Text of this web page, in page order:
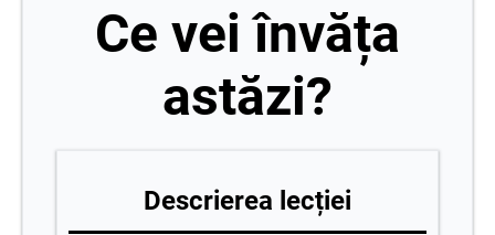
Ce vei învăța
astăzi?
Descrierea lecției